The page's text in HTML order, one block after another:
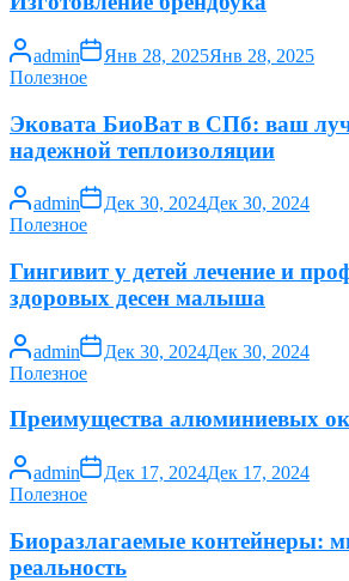
admin Янв 28, 2025Янв 28, 2025
Полезное
Эковата БиоВат в СПб: ваш
надежной теплоизоляции
admin Дек 30, 2024Дек 30, 2024
Полезное
Гингивит у детей лечение и
здоровых десен малыша
admin Дек 30, 2024Дек 30, 2024
Полезное
Преимущества алюминиевых
admin Дек 17, 2024Дек 17, 2024
Полезное
Биоразлагаемые контейнеры:
реальность